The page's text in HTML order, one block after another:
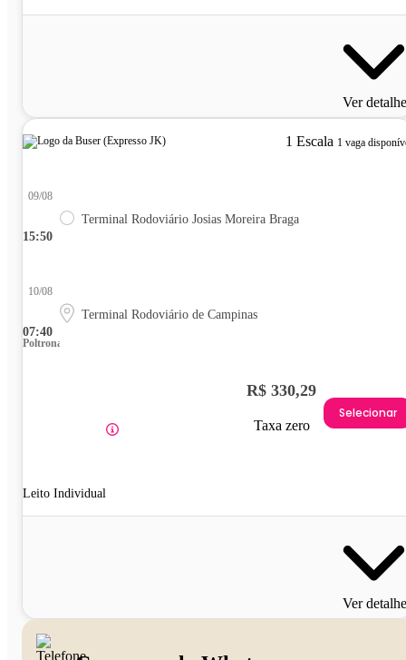
Ver
1 Escala 1 vaga
15:50
09/08
Terminal Rodoviário Josias Moreira Braga
07:40
10/08
Terminal Rodoviário de Campinas
Poltrona
Leito Individual
R$ 330,29
Taxa zero
Selecionar
Ver